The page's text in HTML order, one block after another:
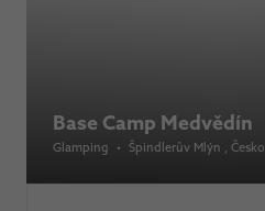
Base Camp Medvědín
Glamping • Špindlerův Mlýn , Česko